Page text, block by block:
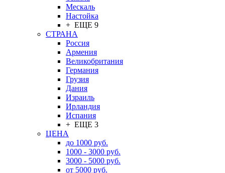
Мескаль
Настойка
+ ЕЩЕ 9
СТРАНА
Россия
Армения
Великобритания
Германия
Грузия
Дания
Израиль
Ирландия
Испания
+ ЕЩЕ 3
ЦЕНА
до 1000 руб.
1000 - 3000 руб.
3000 - 5000 руб.
от 5000 руб.